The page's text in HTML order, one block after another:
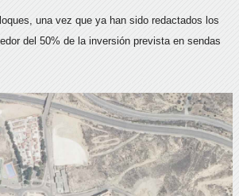
una vez que ya han sido redactados los
del 50% de la inversión prevista en sendas